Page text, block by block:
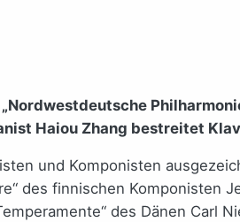
„Nordwestdeutsche
Haiou Zhang bestreitet
und Komponisten
des finnischen Komponisten
des Dänen Carl